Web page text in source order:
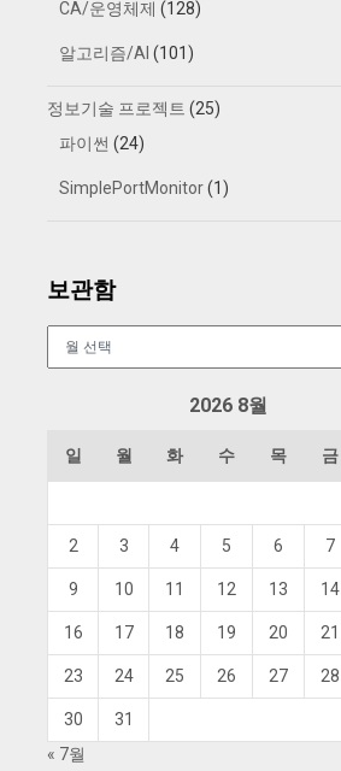
CA/운영체제 (128)
알고리즘/AI (101)
정보기술 프로젝트 (25)
파이썬 (24)
SimplePortMonitor(1)
보관함
2026 8월
일 월 화 수 목 금
2 3 4 5 6 7
9 10 11 12 13 14
16 17 18 19 20 21
23 24 25 26 27 28
30
31
« 7월